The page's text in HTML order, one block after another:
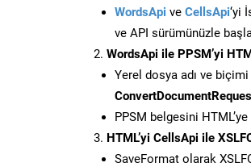
WordsApi ve CellsApi‘yi
ve API sürümünüzle
WordsApi ile PPSM’yi
Yerel dosya adı ve
PPSM belgesini
HTML’yi CellsApi ile
SaveFormat olarak